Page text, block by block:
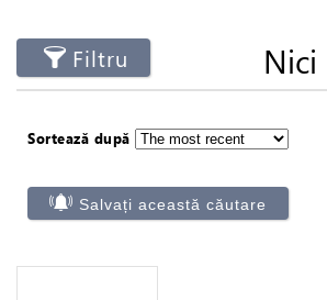
Filtru Nici
Sortează după
Salvați această căutare